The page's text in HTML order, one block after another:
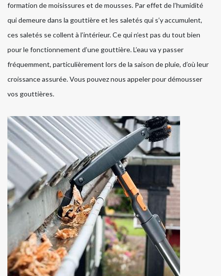
formation de moisissures et de mousses. Par effet de l’humidité
qui demeure dans la gouttière et les saletés qui s’y accumulent,
ces saletés se collent à l’intérieur. Ce qui n’est pas du tout bien
pour le fonctionnement d’une gouttière. L’eau va y passer
fréquemment, particulièrement lors de la saison de pluie, d’où leur
croissance assurée. Vous pouvez nous appeler pour démousser
vos gouttières.